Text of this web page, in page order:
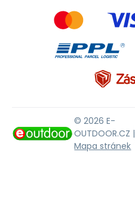
© 2026 E-
OUTDOOR.CZ |
Mapa stránek